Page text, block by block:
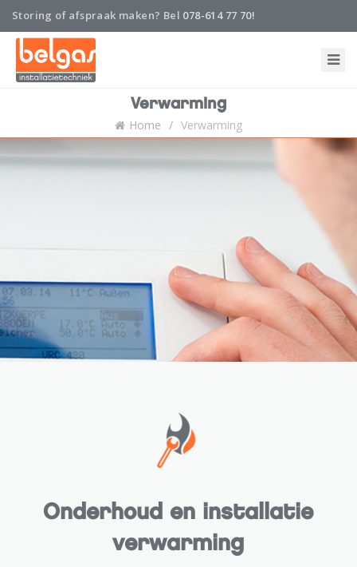
Onderhoud en abonnement
Belgas
Contact
Storing of afspraak maken? Bel 078-614 77 70!
Verwarming
Home Verwarming
Onderhoud en installatie
verwarming